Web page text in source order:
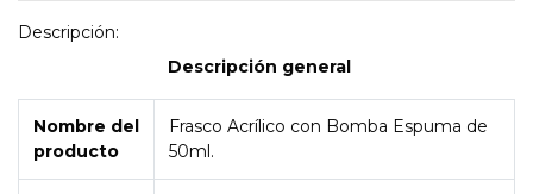
Descripción:
Descripción general
Nombre del
producto
Frasco Acrílico con Bomba Espuma de
50ml.